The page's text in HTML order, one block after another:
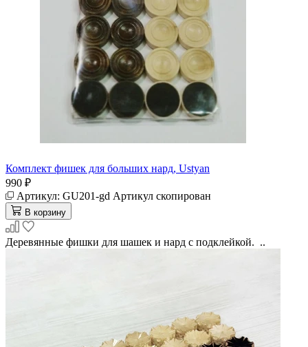
Комплект фишек для больших нард, Ustyan
990 ₽
Артикул: GU201-gd Артикул скопирован
В корзину
Деревянные фишки для шашек и нард с подклейкой. ..